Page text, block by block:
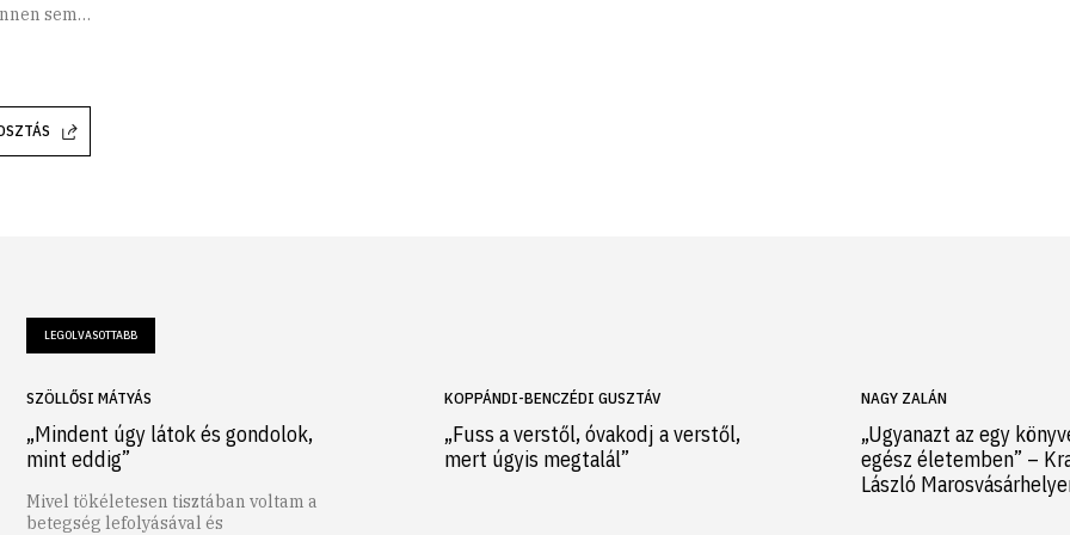
sem…
LEGOLVASOTTABB
SZÖLLŐSI MÁTYÁS
„Mindent úgy látok és gondolok,
mint eddig”
Mivel tökéletesen tisztában voltam a
betegség lefolyásával és
KOPPÁNDI-BENCZÉDI GUSZTÁV
„Fuss a verstől, óvakodj a verstől,
mert úgyis megtalál”
NAGY ZALÁN
„Ugyanazt az egy
egész életemben” –
László